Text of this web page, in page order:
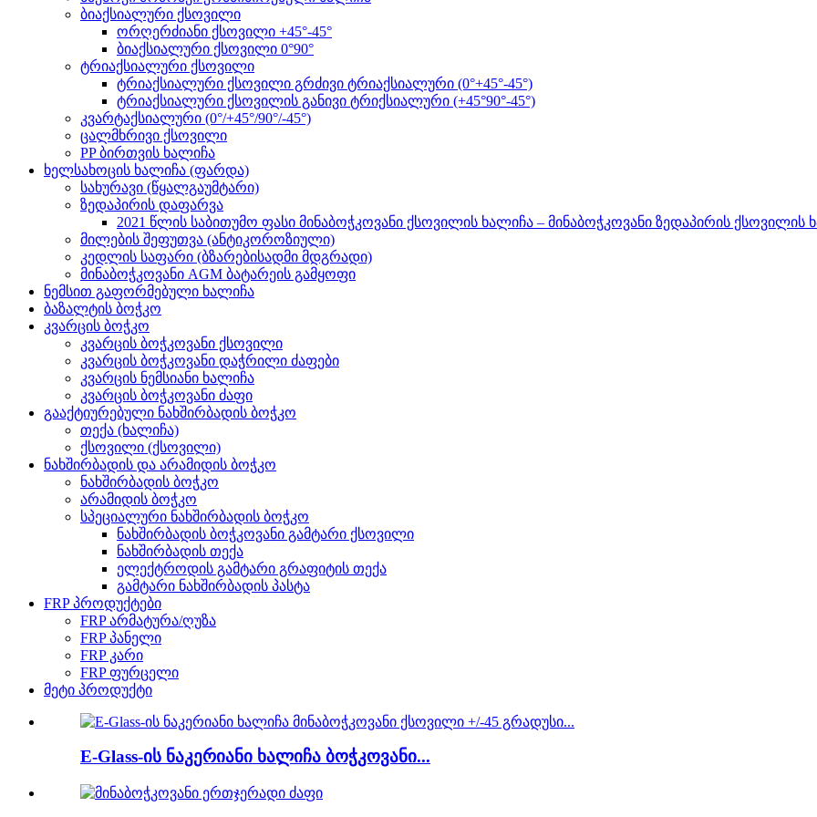
ბიაქსიალური ქსოვილი
ორღერძიანი ქსოვილი +45°-45°
ბიაქსიალური ქსოვილი 0°90°
ტრიაქსიალური ქსოვილი
ტრიაქსიალური ქსოვილი გრძივი ტრიაქსიალური (0°+45°-45°)
ტრიაქსიალური ქსოვილის განივი ტრიქსიალური (+45°90°-45°)
კვარტაქსიალური (0°/+45°/90°/-45°)
ცალმხრივი ქსოვილი
PP ბირთვის ხალიჩა
ხელსახოცის ხალიჩა (ფარდა)
სახურავი (წყალგაუმტარი)
ზედაპირის დაფარვა
2021 წლის საბითუმო ფასი მინაბოჭკოვანი ქსოვილის ხალიჩა – მინაბოჭკოვანი ზედაპირის ქსოვილის
მილების შეფუთვა (ანტიკოროზიული)
კედლის საფარი (ბზარებისადმი მდგრადი)
მინაბოჭკოვანი AGM ბატარეის გამყოფი
ნემსით გაფორმებული ხალიჩა
ბაზალტის ბოჭკო
კვარცის ბოჭკო
კვარცის ბოჭკოვანი ქსოვილი
კვარცის ბოჭკოვანი დაჭრილი ძაფები
კვარცის ნემსიანი ხალიჩა
კვარცის ბოჭკოვანი ძაფი
გააქტიურებული ნახშირბადის ბოჭკო
თექა (ხალიჩა)
ქსოვილი (ქსოვილი)
ნახშირბადის და არამიდის ბოჭკო
ნახშირბადის ბოჭკო
არამიდის ბოჭკო
სპეციალური ნახშირბადის ბოჭკო
ნახშირბადის ბოჭკოვანი გამტარი ქსოვილი
ნახშირბადის თექა
ელექტროდის გამტარი გრაფიტის თექა
გამტარი ნახშირბადის პასტა
FRP პროდუქტები
FRP არმატურა/ღუზა
FRP პანელი
FRP კარი
FRP ფურცელი
მეტი პროდუქტი
E-Glass-ის ნაკერიანი ხალიჩა ბოჭკოვანი...